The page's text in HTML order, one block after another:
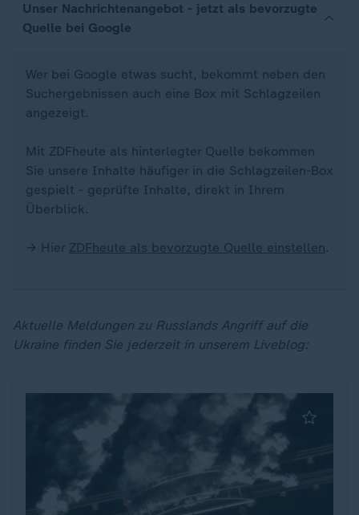
Unser Nachrichtenangebot - jetzt als bevorzugte
Quelle bei Google
Wer bei Google etwas sucht, bekommt neben den
Suchergebnissen auch eine Box mit Schlagzeilen
angezeigt.
Mit ZDFheute als hinterlegter Quelle bekommen
Sie unsere Inhalte häufiger in die Schlagzeilen-Box
gespielt - geprüfte Inhalte, direkt in Ihrem
Überblick.
→ Hier ZDFheute als bevorzugte Quelle einstellen.
Aktuelle Meldungen zu Russlands Angriff auf die
Ukraine finden Sie jederzeit in unserem Liveblog: